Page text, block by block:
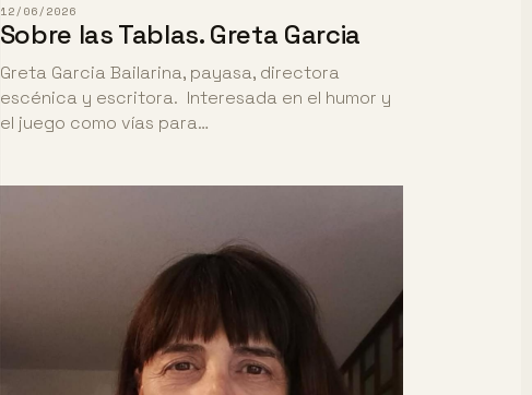
12/06/2026
Sobre las Tablas. Greta Garcia
Greta Garcia Bailarina, payasa, directora
escénica y escritora. Interesada en el humor y
el juego como vías para…